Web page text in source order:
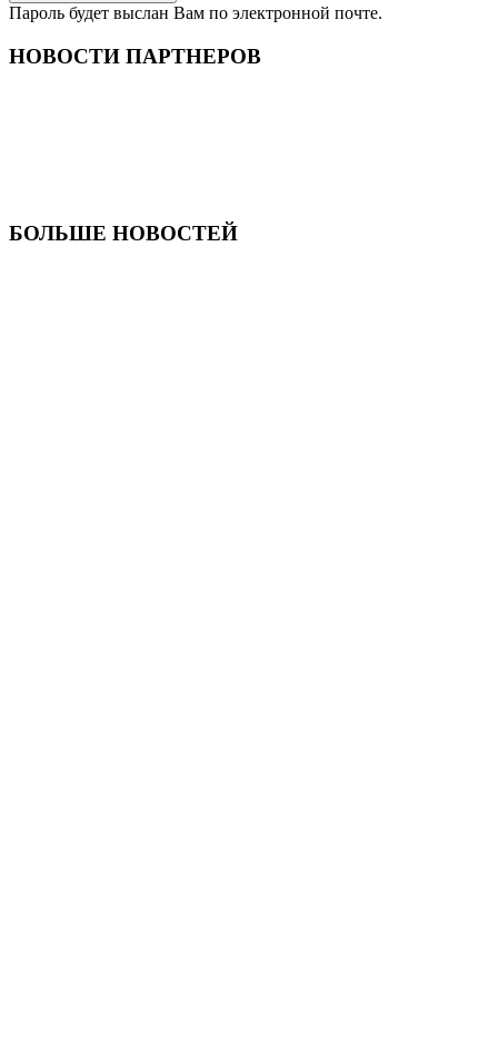
Пароль будет выслан Вам по электронной почте.
НОВОСТИ ПАРТНЕРОВ
БОЛЬШЕ НОВОСТЕЙ